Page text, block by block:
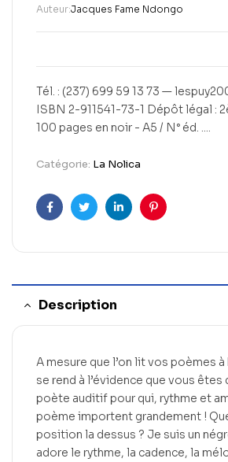
Auteur:Jacques Fame Ndongo
Tél. : (237) 699 59 13 73 —
ISBN 2-911541-73-1 Dépôt légal :
100 pages en noir - A5 / N° éd. ....
Catégorie: La Nolica
FacebookTwitterLinkedinPinterest
Description
A mesure que l’on lit vos poèmes
se rend à l’évidence que vous êtes
poète auditif pour qui, rythme et
poème importent grandement !
position la dessus ? Je suis un
adore le rythme, la cadence, la